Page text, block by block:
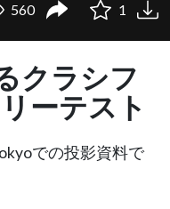
560 1
クラシフ
ーテスト
での投影資料で